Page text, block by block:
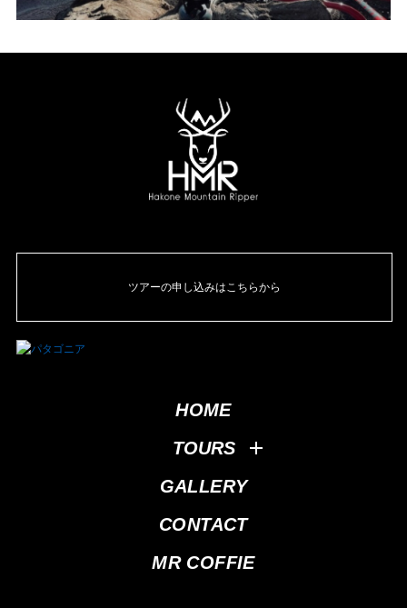
ツアーの申し込みはこちらから
HOME
TOURS
GALLERY
CONTACT
MR COFFIE